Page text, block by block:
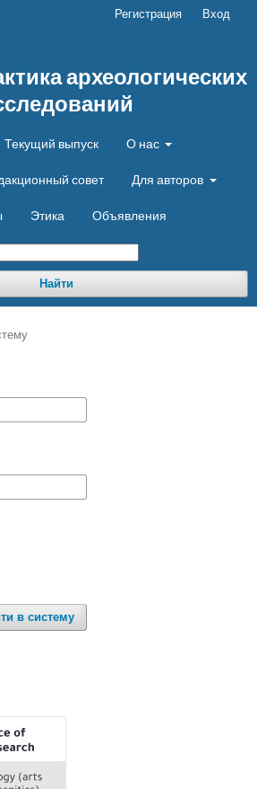
археологических
Текущий выпуск О нас
совет Для авторов
Этика Объявления
Найти
Регистрация Вход
в систему